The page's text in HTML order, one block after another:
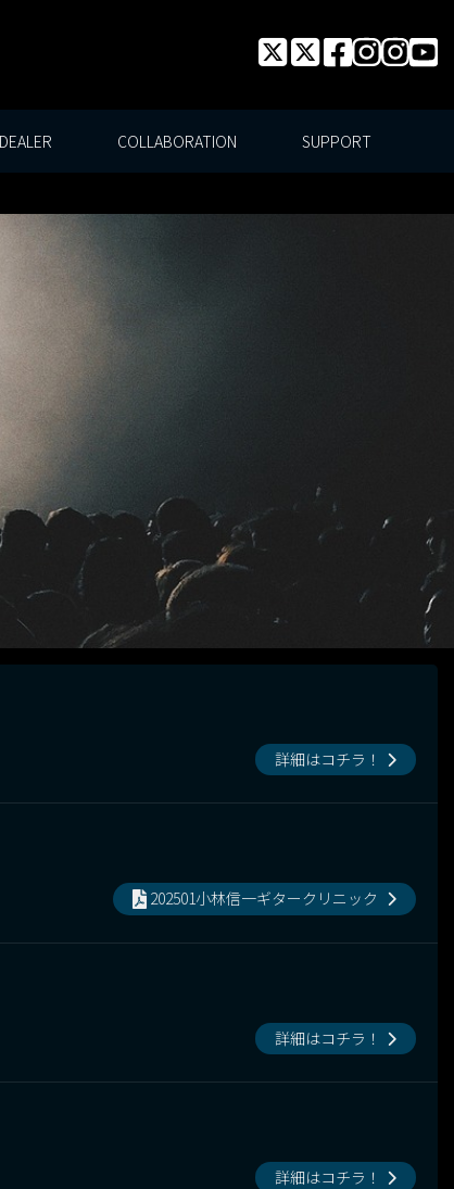
DEALER COLLABORATION SUPPORT
詳細はコチラ！
202501小林信一ギタークリニック
詳細はコチラ！
詳細はコチラ！